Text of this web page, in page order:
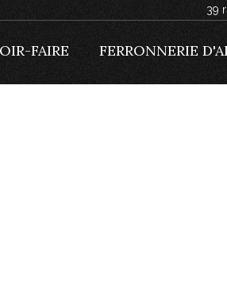
39
FAIRE FERRONNERIE